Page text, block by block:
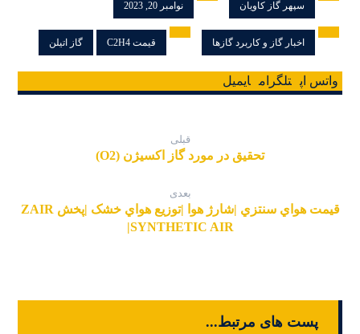
سپهر گاز کاویان نوامبر 20, 2023
اخبار گاز و کاربرد گازها قیمت C2H4 گاز اتیلن
واتس اپ تلگرام ایمیل
قبلی
تحقیق در مورد گاز اکسیژن (O2)
بعدی
قیمت هواي سنتزي |شارژ هوا |توزیع هواي خشک |پخش ZAIR
|SYNTHETIC AIR
پست های مرتبط...